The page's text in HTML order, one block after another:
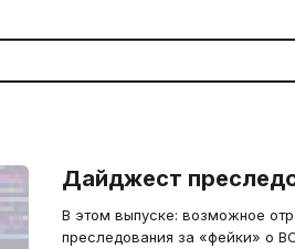
Дайджест
В этом выпуске: возможное
преследования за «фейки» о